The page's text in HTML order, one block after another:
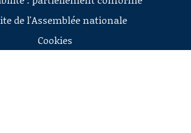
de l'Assemblée nationale
Cookies